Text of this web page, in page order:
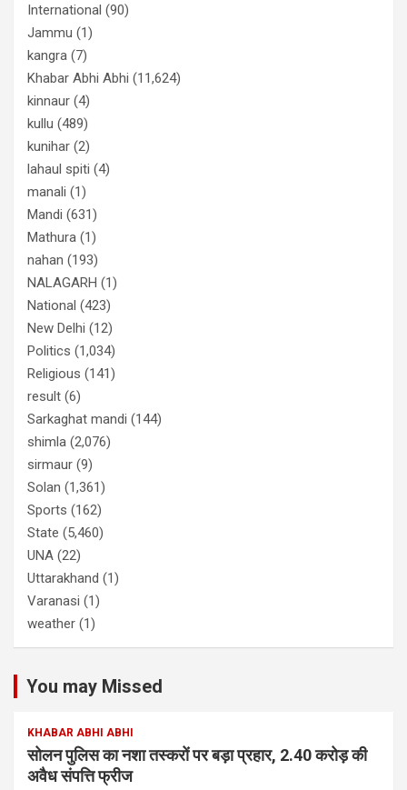
International (90)
Jammu (1)
kangra (7)
Khabar Abhi Abhi (11,624)
kinnaur (4)
kullu (489)
kunihar (2)
lahaul spiti (4)
manali (1)
Mandi (631)
Mathura (1)
nahan (193)
NALAGARH (1)
National (423)
New Delhi (12)
Politics (1,034)
Religious (141)
result (6)
Sarkaghat mandi (144)
shimla (2,076)
sirmaur (9)
Solan (1,361)
Sports (162)
State (5,460)
UNA (22)
Uttarakhand (1)
Varanasi (1)
weather (1)
You may Missed
KHABAR ABHI ABHI
सोलन पुलिस का नशा तस्करों पर बड़ा प्रहार, 2.40 करोड़ की
अवैध संपत्ति फ्रीज